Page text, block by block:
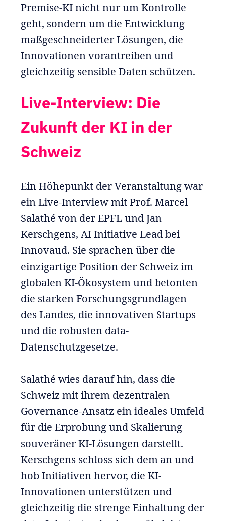
Premise-KI nicht nur um Kontrolle
geht, sondern um die Entwicklung
maßgeschneiderter Lösungen, die
Innovationen vorantreiben und
gleichzeitig sensible Daten schützen.
Live-Interview: Die
Zukunft der KI in der
Schweiz
Ein Höhepunkt der Veranstaltung war
ein Live-Interview mit Prof. Marcel
Salathé von der EPFL und Jan
Kerschgens, AI Initiative Lead bei
Innovaud. Sie sprachen über die
einzigartige Position der Schweiz im
globalen KI-Ökosystem und betonten
die starken Forschungsgrundlagen
des Landes, die innovativen Startups
und die robusten data-
Datenschutzgesetze.
Salathé wies darauf hin, dass die
Schweiz mit ihrem dezentralen
Governance-Ansatz ein ideales Umfeld
für die Erprobung und Skalierung
souveräner KI-Lösungen darstellt.
Kerschgens schloss sich dem an und
hob Initiativen hervor, die KI-
Innovationen unterstützen und
gleichzeitig die strenge Einhaltung der